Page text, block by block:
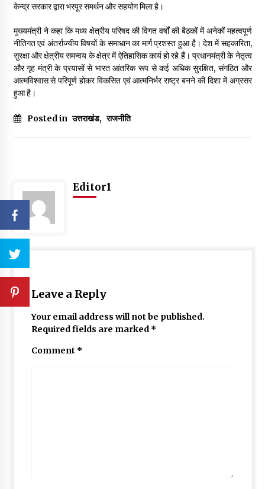
केन्द्र सरकार द्वारा भरपूर समर्थन और सहयोग मिला है।
मुख्यमंत्री ने कहा कि मध्य क्षेत्रीय परिषद की विगत वर्षों की बैठकों में अनेकों महत्वपूर्ण
नीतिगत एवं अंतर्राज्यीय विषयों के समाधान का मार्ग प्रशस्त हुआ है। देश में सहकारिता,
सुरक्षा और क्षेत्रीय समन्वय के क्षेत्र में ऐतिहासिक कार्य हो रहे हैं। प्रधानमंत्री के नेतृत्व
और गृह मंत्री के प्रयासों से भारत आंतरिक रूप से कई अधिक सुरक्षित, संगठित और
आत्मविश्वास से परिपूर्ण होकर विकसित एवं आत्मनिर्भर राष्ट्र बनने की दिशा में अग्रसर
हुआ है।
Posted in उत्तराखंड, राजनीति
Editor1
Leave a Reply
Your email address will not be published.
Required fields are marked *
Comment *